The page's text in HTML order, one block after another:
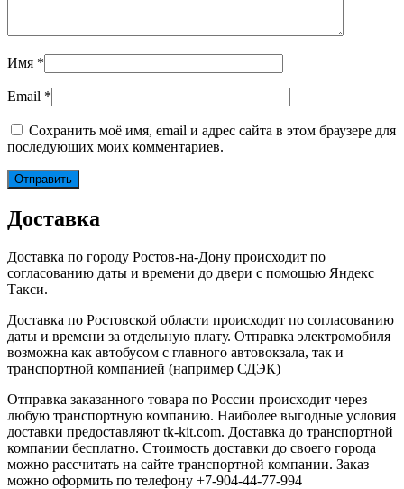
Имя *
Email *
Сохранить моё имя, email и адрес сайта в этом браузере для
последующих моих комментариев.
Доставка
Доставка по городу Ростов-на-Дону происходит по
согласованию даты и времени до двери с помощью Яндекс
Такси.
Доставка по Ростовской области происходит по согласованию
даты и времени за отдельную плату. Отправка электромобиля
возможна как автобусом с главного автовокзала, так и
транспортной компанией (например СДЭК)
Отправка заказанного товара по России происходит через
любую транспортную компанию. Наиболее выгодные условия
доставки предоставляют tk-kit.com. Доставка до транспортной
компании бесплатно. Стоимость доставки до своего города
можно рассчитать на сайте транспортной компании. Заказ
можно оформить по телефону +7-904-44-77-994